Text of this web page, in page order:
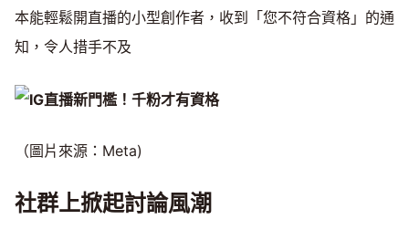
本能輕鬆開直播的小型創作者，收到「您不符合資格」的通
知，令人措手不及
（圖片來源：Meta)
社群上掀起討論風潮